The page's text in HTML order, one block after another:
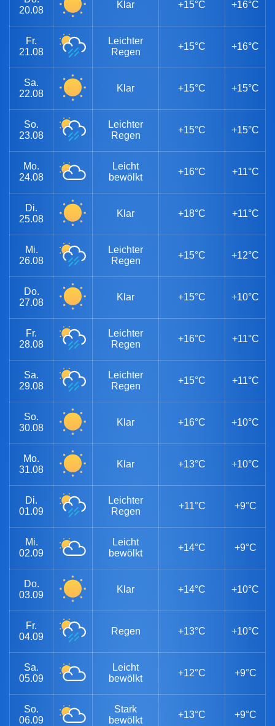
20.08
Klar +15°C +16°C
Fr.
21.08
Leichter
Regen
+15°C +16°C
Sa.
22.08
Klar +15°C +15°C
So.
23.08
Leichter
Regen
+15°C +15°C
Mo.
24.08
Leicht
bewölkt
+16°C +11°C
Di.
25.08
Klar +18°C +11°C
Mi.
26.08
Leichter
Regen
+15°C +12°C
Do.
27.08
Klar +15°C +10°C
Fr.
28.08
Leichter
Regen
+16°C +11°C
Sa.
29.08
Leichter
Regen
+15°C +11°C
So.
30.08
Klar +16°C +10°C
Mo.
31.08
Klar +13°C +10°C
Di.
01.09
Leichter
Regen
+11°C +9°C
Mi.
02.09
Leicht
bewölkt
+14°C +9°C
Do.
03.09
Klar +14°C +10°C
Fr.
04.09
Regen +13°C +10°C
Sa.
05.09
Leicht
bewölkt
+12°C +9°C
So.
06.09
Stark
bewölkt
+13°C +9°C